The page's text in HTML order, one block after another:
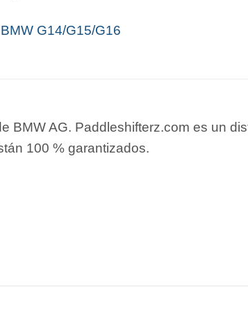
BMW G14/G15/G16
BMW AG. Paddleshifterz.com es un
100 % garantizados.